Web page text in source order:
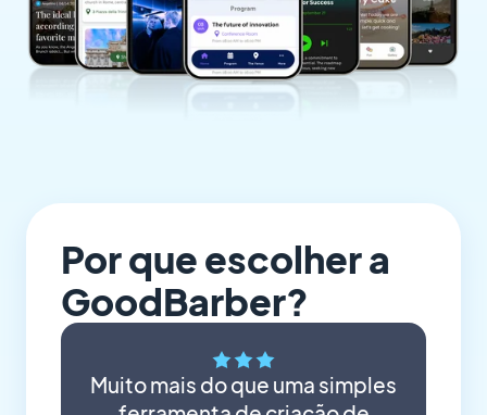
Por que escolher a
GoodBarber?
Muito mais do que uma simples